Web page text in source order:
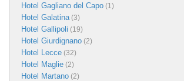
Hotel Gagliano del Capo (1)
Hotel Galatina(3)
Hotel Gallipoli (19)
Hotel Giurdignano (2)
Hotel Lecce (32)
Hotel Maglie (2)
Hotel Martano (2)